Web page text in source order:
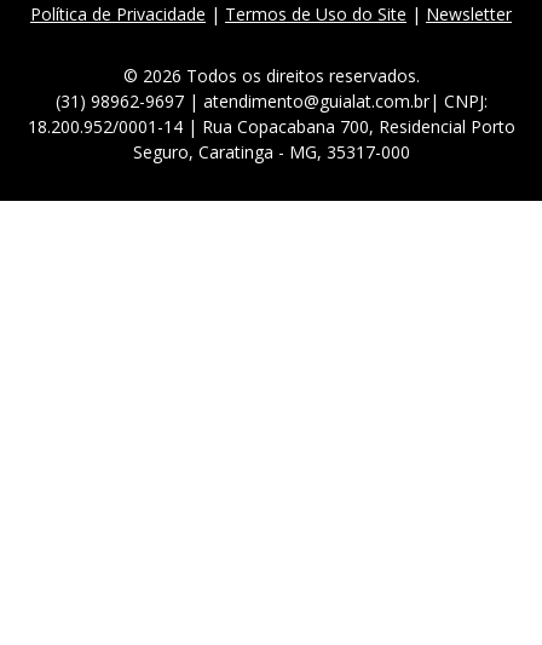
Política de Privacidade | Termos de Uso do Site | Newsletter
© 2026 Todos os direitos reservados.
(31) 98962-9697 | atendimento@guialat.com.br| CNPJ:
18.200.952/0001-14 | Rua Copacabana 700, Residencial Porto
Seguro, Caratinga - MG, 35317-000